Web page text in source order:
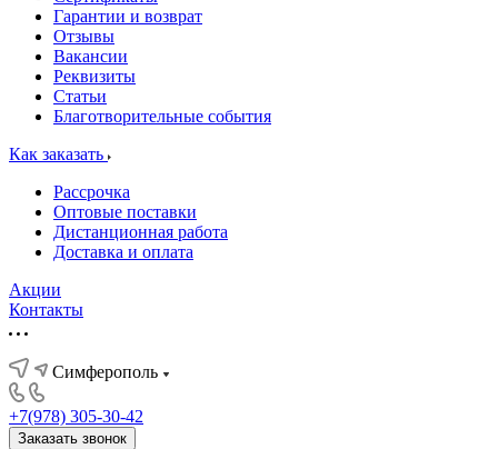
Гарантии и возврат
Отзывы
Вакансии
Реквизиты
Статьи
Благотворительные события
Как заказать
Рассрочка
Оптовые поставки
Дистанционная работа
Доставка и оплата
Акции
Контакты
Симферополь
+7(978) 305-30-42
Заказать звонок